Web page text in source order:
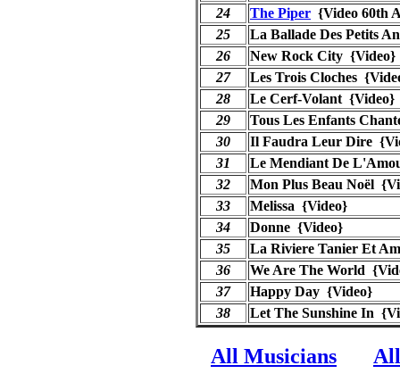
24
The Piper {Video 60th
25
La Ballade Des Petits
26
New Rock City {Video}
27
Les Trois Cloches
28
Le Cerf-Volant {Video}
29
Tous Les Enfants
30
Il Faudra Leur Dire
31
Le Mendiant De
32
Mon Plus Beau Noël
33
Melissa {Video}
34
Donne {Video}
35
La Riviere Tanier Et
36
We Are The World
37
Happy Day {Video}
38
Let The Sunshine In
All Musicians